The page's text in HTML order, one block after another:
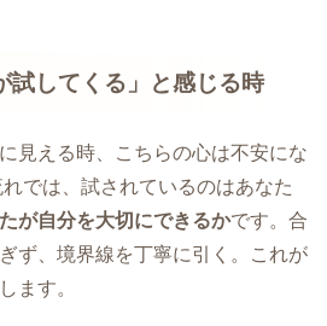
試してくる」と感じる時
見える時、こちらの心は不安にな
では、試されているのはあなた
が自分を大切にできるかです。合
ず、境界線を丁寧に引く。これが
ます。